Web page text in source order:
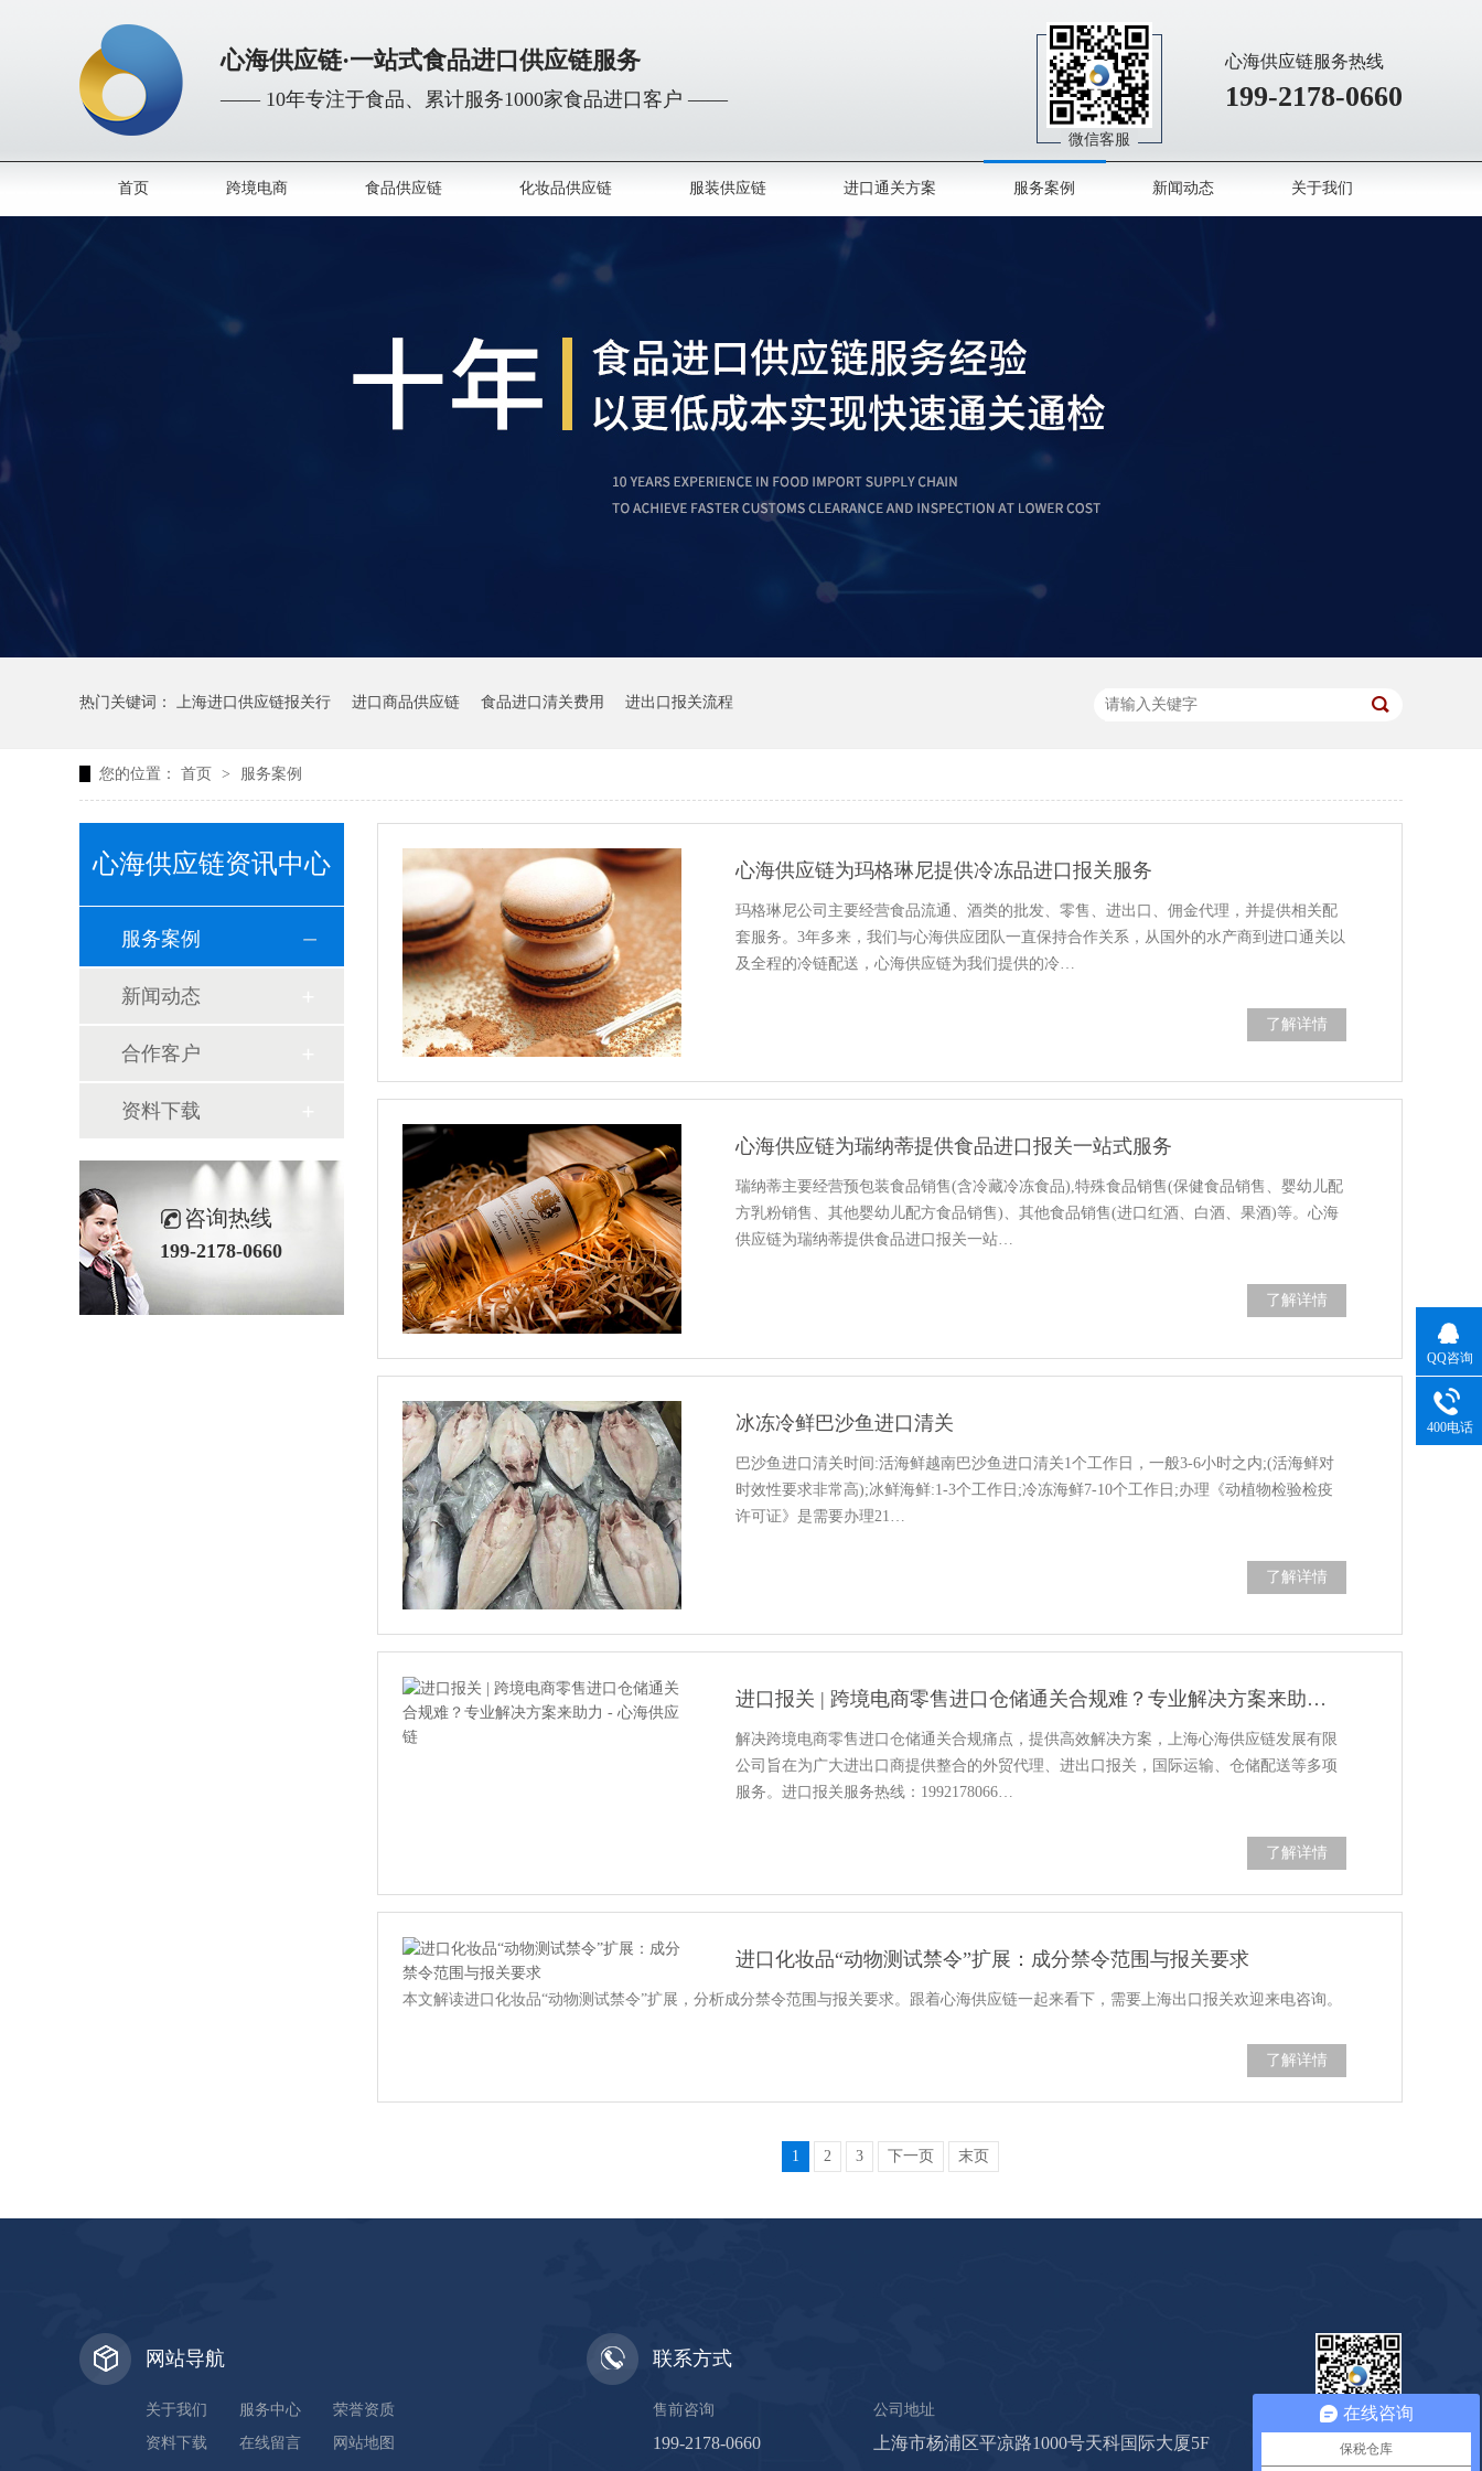
心海供应链·一站式食品进口供应链服务
—— 10年专注于食品、累计服务1000家食品进口客户 ——
微信客服
心海供应链服务热线
199-2178-0660
首页 跨境电商 食品供应链 化妆品供应链 服装供应链 进口通关方案 服务案例 新闻动态 关于我们
热门关键词： 上海进口供应链报关行 进口商品供应链 食品进口清关费用 进出口报关流程
您的位置： 首页 > 服务案例
心海供应链资讯中心
服务案例
新闻动态
合作客户
资料下载
咨询热线
199-2178-0660
心海供应链为玛格琳尼提供冷冻品进口报关服务
玛格琳尼公司主要经营食品流通、酒类的批发、零售、进出口、佣金代理，并提供相关配
套服务。3年多来，我们与心海供应团队一直保持合作关系，从国外的水产商到进口通关以
及全程的冷链配送，心海供应链为我们提供的冷…
了解详情
心海供应链为瑞纳蒂提供食品进口报关一站式服务
瑞纳蒂主要经营预包装食品销售(含冷藏冷冻食品),特殊食品销售(保健食品销售、婴幼儿配
方乳粉销售、其他婴幼儿配方食品销售)、其他食品销售(进口红酒、白酒、果酒)等。心海
供应链为瑞纳蒂提供食品进口报关一站…
了解详情
冰冻冷鲜巴沙鱼进口清关
巴沙鱼进口清关时间:活海鲜越南巴沙鱼进口清关1个工作日，一般3-6小时之内;(活海鲜对
时效性要求非常高);冰鲜海鲜:1-3个工作日;冷冻海鲜7-10个工作日;办理《动植物检验检疫
许可证》是需要办理21…
了解详情
进口报关 | 跨境电商零售进口仓储通关合规难？专业解决方案来助力 - 心海供应链
解决跨境电商零售进口仓储通关合规痛点，提供高效解决方案，上海心海供应链发展有限
公司旨在为广大进出口商提供整合的外贸代理、进出口报关，国际运输、仓储配送等多项
服务。进口报关服务热线：1992178066…
了解详情
进口化妆品“动物测试禁令”扩展：成分禁令范围与报关要求
本文解读进口化妆品“动物测试禁令”扩展，分析成分禁令范围与报关要求。跟着心海供应链一起来看下，需要上海出口报关欢迎来电咨询。
了解详情
1 2 3 下一页 末页
网站导航
关于我们 服务中心
荣誉资质
资料下载
在线留言 网站地图
联系方式
售前咨询
199-2178-0660
公司地址
上海市杨浦区平凉路1000号天科国际大厦5F 心海公众号
QQ咨询
400电话
在线咨询
保税仓库